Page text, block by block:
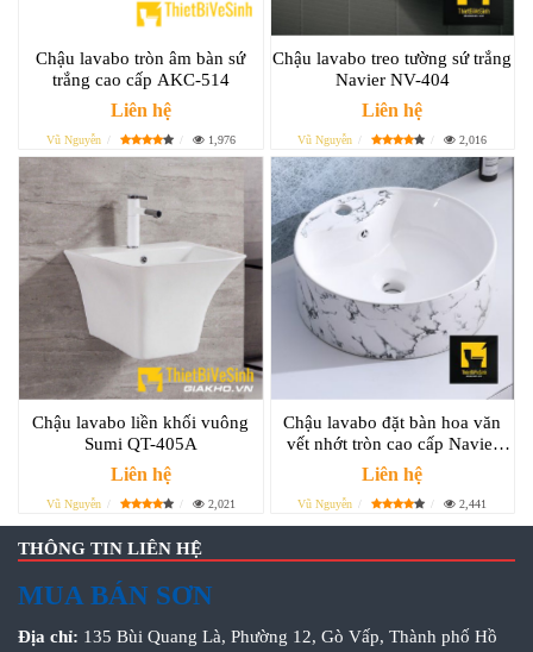
Chậu lavabo tròn âm bàn sứ
trắng cao cấp AKC-514
Liên hệ
Vũ Nguyễn 1,976
Chậu lavabo treo tường sứ trắng
Navier NV-404
Liên hệ
Vũ Nguyễn 2,016
Chậu lavabo liền khối vuông
Sumi QT-405A
Liên hệ
Vũ Nguyễn 2,021
Chậu lavabo đặt bàn hoa văn
vết nhớt tròn cao cấp Navier
NV-416
Liên hệ
Vũ Nguyễn 2,441
THÔNG TIN LIÊN HỆ
MUA BÁN SƠN
Địa chỉ: 135 Bùi Quang Là, Phường 12, Gò Vấp, Thành phố Hồ